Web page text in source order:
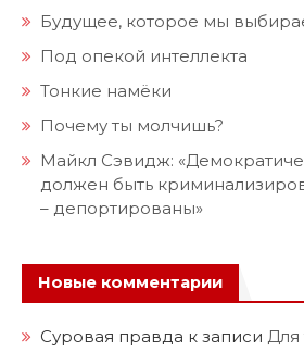
Будущее, которое мы
Под опекой интеллекта
Тонкие намёки
Почему ты молчишь?
Майкл Сэвидж:
должен быть
– депортированы»
Новые комментарии
Суровая правда к записи Для